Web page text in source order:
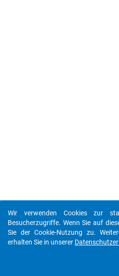
Wir verwenden Cookies zur
Besucherzugriffe. Wenn Sie auf
Sie der Cookie-Nutzung zu.
erhalten Sie in unserer